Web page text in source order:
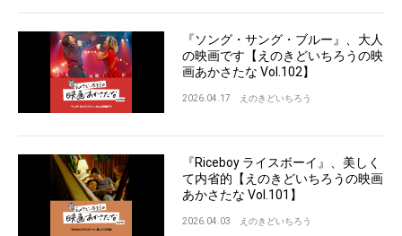
『ソング・サング・ブルー』、大人
の映画です【えのきどいちろうの映
画あかさたな Vol.102】
2026.04.17 えのきどいちろう
『Riceboy ライスボーイ』、美しく
て内省的【えのきどいちろうの映画
あかさたな Vol.101】
2026.04.03 えのきどいちろう